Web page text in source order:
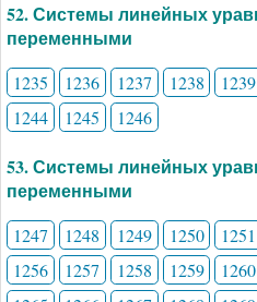
52. Системы линейных
переменными
1235 1236 1237 1238 1239
1244
1245 1246
53. Системы линейных
переменными
1247 1248 1249 1250 1251
1256
1257 1258 1259 1260